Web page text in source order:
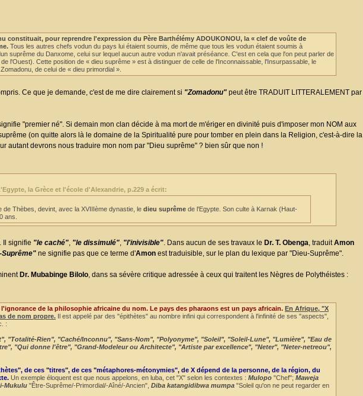
constituait, pour reprendre l'expression du Père Barthélémy ADOUKONOU, la « clef de voûte de
Tous les autres chefs vodun du pays lui étaient soumis, de même que tous les vodun étaient soumis à
suprême du Danxome, celui sur lequel aucun autre vodun n'avait préséance. C'est en cela que l'on peut parler de
l'Ouest). Cette position de « dieu suprême » est à distinguer de celle de l'Inconnaissable, l'Insurpassable, le
de celui de « dieu primordial ».
Ce que je demande, c'est de me dire clairement si "Zomadonu" peut être TRADUIT LITTERALEMENT par
"premier né". Si demain mon clan décide à ma mort de m'ériger en divinité puis d'imposer mon NOM aux
(on quitte alors là le domaine de la Spiritualité pure pour tomber en plein dans la Religion, c'est-à-dire la
autant devrons nous traduire mon nom par "Dieu suprême" ? bien sûr que non !
la Grèce et l'école d'Alexandrie, p.229 a écrit:
de Thèbes, devint, avec la XVIIIème dynastie, le dieu suprême de l'Egypte. Son culte à Karnak (Haut-
ans.
Il signifie "le caché", "le dissimulé", "l'inivisible". Dans aucun de ses travaux le Dr. T. Obenga, traduitAmon
Suprême" ne signifie pas que ce terme d'Amon est traduisible, sur le plan du lexique par "Dieu-Suprême".
Dr. Mubabinge Bilolo, dans sa sévère critique adressée à ceux qui traitent les Nègres de Polythéistes :
de la philosophie africaine du nom. Le pays des pharaons est un pays africain. En Afrique, "X
de nom propre. Il est appelé par des "épithètes" au nombre infini qui correspondent à l'infinité de ses "aspects",
:
"Totalité-Rien", "Caché/Inconnu", "Sans-Nom", "Polyonyme", "Soleil", "Soleil-Lune", "Lumière", "Eau de
"Qui donne l'être", "Grand-Modeleur ou Architecte", "Artiste par excellence", "Neter", "Neter-netreou",
de ces "titres", de ces "métaphores-métonymies", de X dépend de la personne, de la région, du
Un exemple éloquent est que nous appelons, en luba, cet "X" selon les contextes : Mulopo "Chef"; Maweja
Mukulu "Être-Suprême/-Primordial/-Aîné/-Ancien", Diba katangidibwa mumpa "Soleil qu'on ne peut regarder en